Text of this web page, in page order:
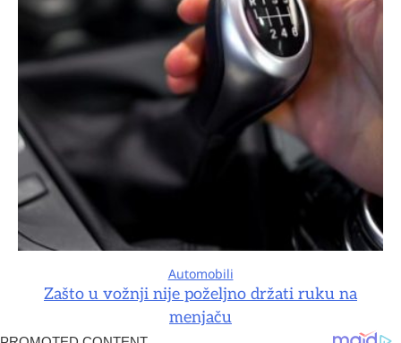
Automobili
Zašto u vožnji nije poželjno držati ruku na
menjaču